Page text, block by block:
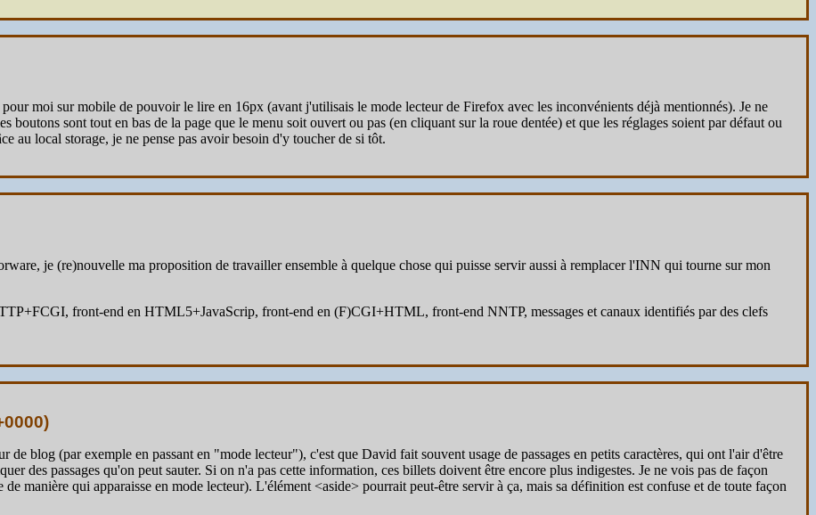
moi sur mobile de pouvoir le lire en 16px (avant j'utilisais le mode lecteur de Firefox avec les inconvénients déjà mentionnés). Je ne
boutons sont tout en bas de la page que le menu soit ouvert ou pas (en cliquant sur la roue dentée) et que les réglages soient par défaut ou
au local storage, je ne pense pas avoir besoin d'y toucher de si tôt.
je (re)nouvelle ma proposition de travailler ensemble à quelque chose qui puisse servir aussi à remplacer l'INN qui tourne sur mon
front-end en HTML5+JavaScrip, front-end en (F)CGI+HTML, front-end NNTP, messages et canaux identifiés par des clefs
)
blog (par exemple en passant en "mode lecteur"), c'est que David fait souvent usage de passages en petits caractères, qui ont l'air d'être
des passages qu'on peut sauter. Si on n'a pas cette information, ces billets doivent être encore plus indigestes. Je ne vois pas de façon
manière qui apparaisse en mode lecteur). L'élément <aside> pourrait peut-être servir à ça, mais sa définition est confuse et de toute façon